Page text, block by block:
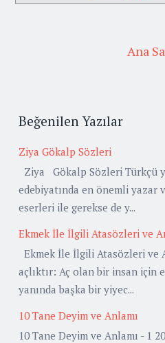
Ana
Beğenilen Yazılar
Ziya Gökalp Sözleri
Ziya Gökalp Sözleri Türkçü
edebiyatında en önemli yazar
eserleri ile gerekse de y...
Ekmek İle İlgili Atasözleri ve
Ekmek İle İlgili Atasözleri ve
açlıktır: Aç olan bir insan için
yanında başka bir yiyec...
10 Tane Deyim ve Anlamı
10 Tane Deyim ve Anlamı - 1